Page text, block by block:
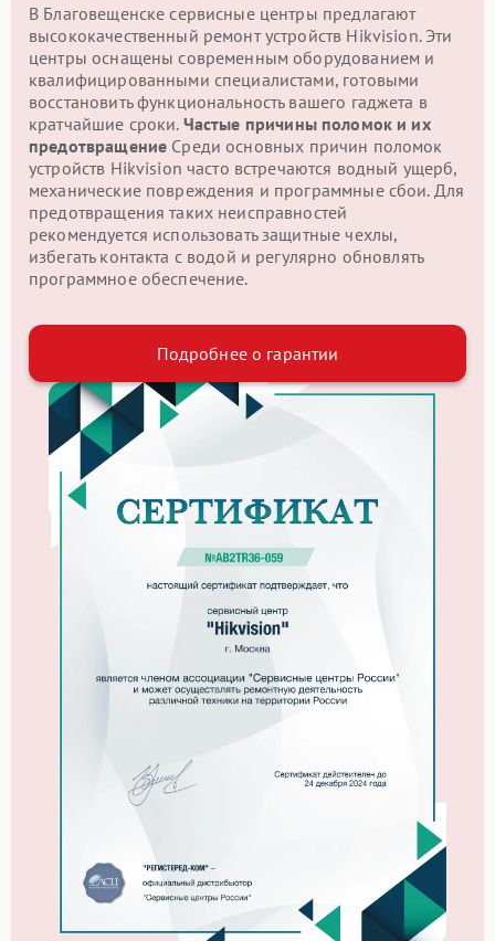
В Благовещенске сервисные центры предлагают
высококачественный ремонт устройств Hikvision. Эти
центры оснащены современным оборудованием и
квалифицированными специалистами, готовыми
восстановить функциональность вашего гаджета в
кратчайшие сроки. Частые причины поломок и их
предотвращение Среди основных причин поломок
устройств Hikvision часто встречаются водный ущерб,
механические повреждения и программные сбои. Для
предотвращения таких неисправностей
рекомендуется использовать защитные чехлы,
избегать контакта с водой и регулярно обновлять
программное обеспечение.
Подробнее о гарантии